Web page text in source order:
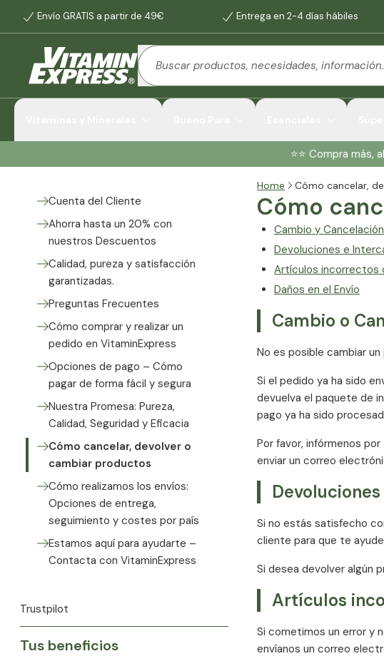
Envío GRATIS a partir de 49€ Entrega en 2-4 días hábiles
⭐️⭐️ Compra más,
Cuenta del Cliente
Ahorra hasta un 20% con
nuestros Descuentos
Calidad, pureza y satisfacción
garantizadas.
Preguntas Frecuentes
Cómo comprar y realizar un
pedido en VitaminExpress
Opciones de pago – Cómo
pagar de forma fácil y segura
Nuestra Promesa: Pureza,
Calidad, Seguridad y Eficacia
Cómo cancelar, devolver o
cambiar productos
Cómo realizamos los envíos:
Opciones de entrega,
seguimiento y costes por país
Estamos aquí para ayudarte –
Contacta con VitaminExpress
Trustpilot
Tus beneficios
Home Cómo cancelar,
Cómo
Cambio y Cancelación
Devoluciones e
Artículos incorrectos
Daños en el Envío
Cambio o
No es posible cambiar
Si el pedido ya ha sido
devuelva el paquete de
pago ya ha sido
Por favor, infórmenos
enviar un correo
Si no estás satisfecho
cliente para que te
Si desea devolver algún
Artículos
Si cometimos un error y
envíanos un correo